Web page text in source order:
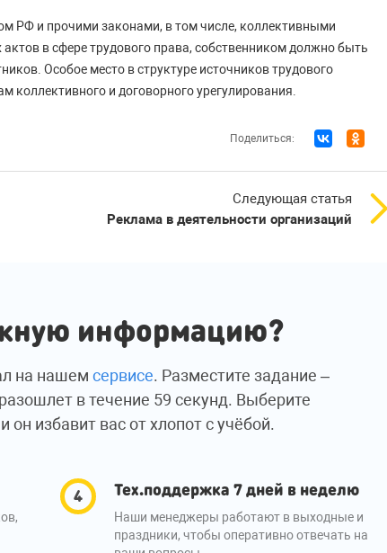
РФ и прочими законами, в том числе, коллективными
в сфере трудового права, собственником должно быть
Особое место в структуре источников трудового
и договорного урегулирования.
Поделиться:
Следующая статья
Реклама в деятельности организаций
информацию?
на нашем сервисе. Разместите задание –
в течение 59 секунд. Выберите
он избавит вас от хлопот с учёбой.
Тех.поддержка 7 дней в неделю
Наши менеджеры работают в выходные и
праздники, чтобы оперативно отвечать на